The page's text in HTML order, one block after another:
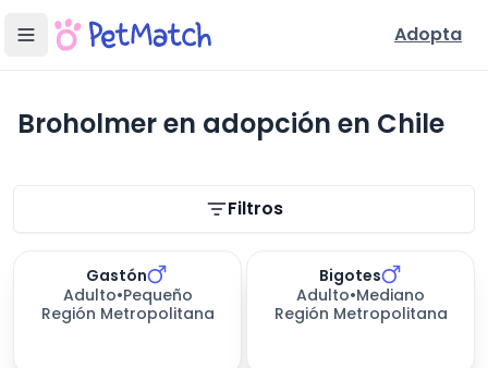
Adopta
Broholmer en adopción en Chile
Filtros
Gastón
Adulto•Pequeño
Región Metropolitana
Bigotes
Adulto•Mediano
Región Metropolitana